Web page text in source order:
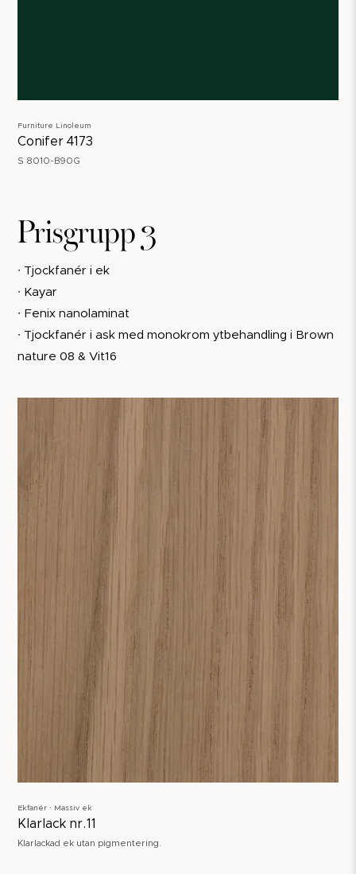
Furniture Linoleum
Conifer 4173
S 8010-B90G
Prisgrupp 3
∙ Tjockfanér i ek
∙ Kayar
∙ Fenix nanolaminat
∙ Tjockfanér i ask med monokrom ytbehandling i Brown
nature 08 & Vit16
Ekfanér ∙ Massiv ek
Klarlack nr.11
Klarlackad ek utan pigmentering.